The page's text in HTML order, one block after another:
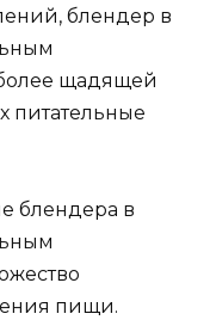
блендер в
щадящей
питательные
блендера в
пищи.